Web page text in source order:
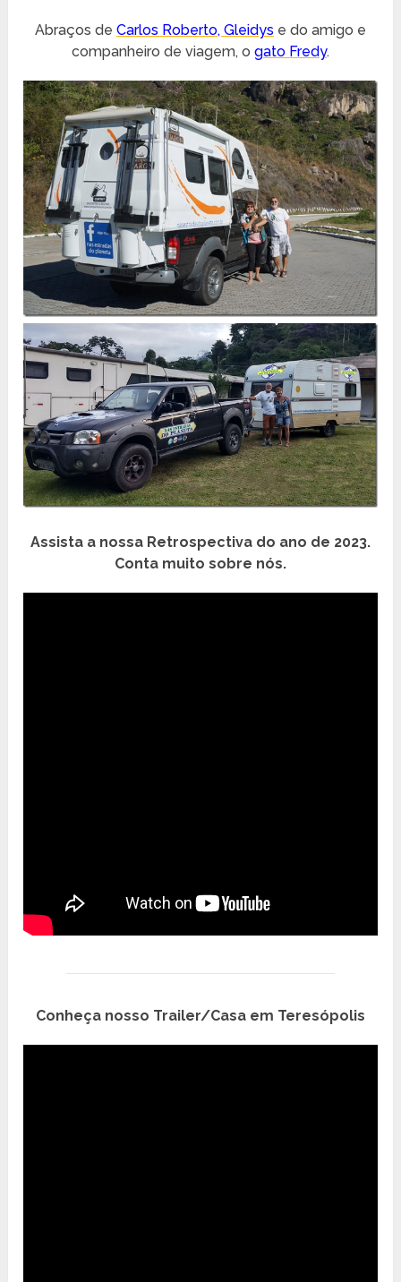
Abraços de Carlos Roberto, Gleidys e do amigo e
companheiro de viagem, o gato Fredy.
Assista a nossa Retrospectiva do ano de 2023.
Conta muito sobre nós.
Conheça nosso Trailer/Casa em Teresópolis